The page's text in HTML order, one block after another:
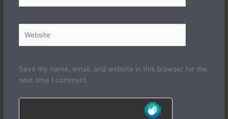
Save my name, email, and website in this browser for the
next time I comment.